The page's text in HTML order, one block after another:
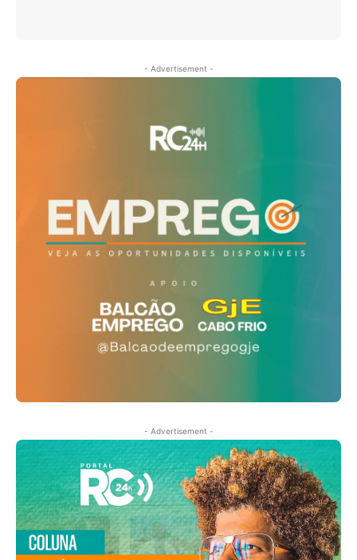
- Advertisement -
- Advertisement -